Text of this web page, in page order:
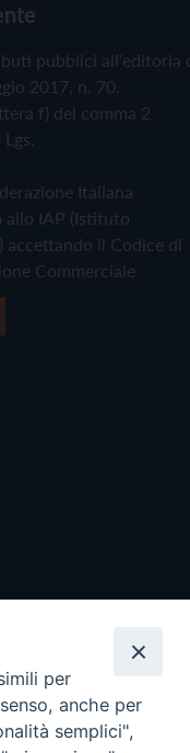
pubblici all'editoria
2017, n. 70.
f) del comma 2
Italiana
allo IAP (Istituto
il Codice di
Commerciale
per
anche per
semplici",